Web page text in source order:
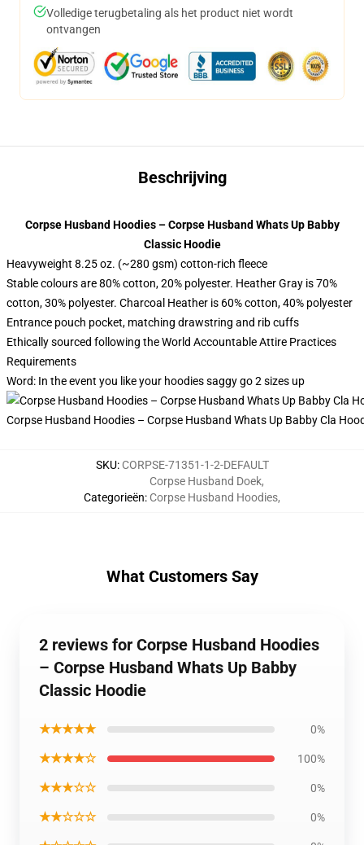
Volledige terugbetaling als het product niet wordt
ontvangen
Beschrijving
Corpse Husband Hoodies – Corpse Husband Whats Up Babby
Classic Hoodie
Heavyweight 8.25 oz. (~280 gsm) cotton-rich fleece
Stable colours are 80% cotton, 20% polyester. Heather Gray is 70%
cotton, 30% polyester. Charcoal Heather is 60% cotton, 40% polyester
Entrance pouch pocket, matching drawstring and rib cuffs
Ethically sourced following the World Accountable Attire Practices
Requirements
Word: In the event you like your hoodies saggy go 2 sizes up
Corpse Husband Hoodies – Corpse Husband Whats Up Babby Cla
SKU: CORPSE-71351-1-2-DEFAULT
Categorieën:
Corpse Husband Doek,
Corpse Husband Hoodies,
What Customers Say
2 reviews for Corpse Husband Hoodies
– Corpse Husband Whats Up Babby
Classic Hoodie
★★★★★ 0%
★★★★☆ 100%
★★★☆☆ 0%
★★☆☆☆ 0%